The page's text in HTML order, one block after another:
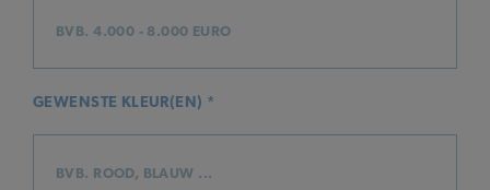
GEWENSTE KLEUR(EN) *